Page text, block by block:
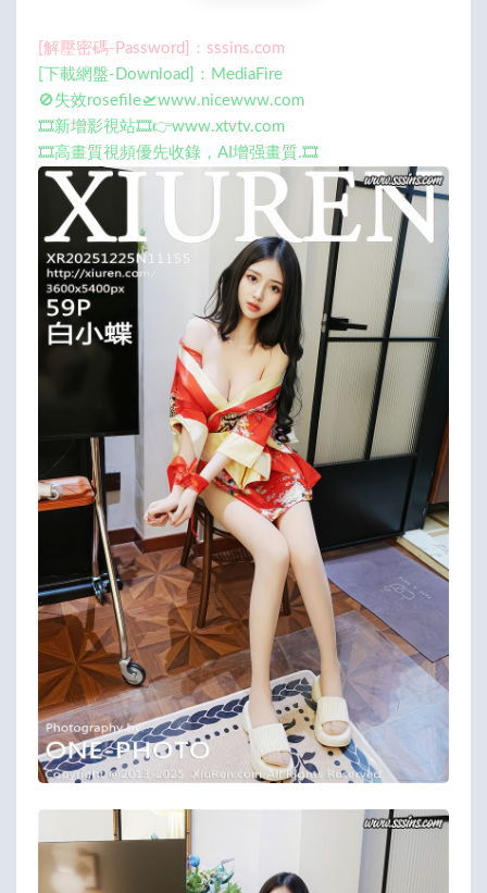
[解壓密碼-Password]：sssins.com
[下載網盤-Download]：MediaFire
🚫失效rosefile🛫www.nicewww.com
🎞️新增影視站🎞️👉www.xtvtv.com
🎞️高畫質視頻優先收錄，AI增强畫質.🎞️